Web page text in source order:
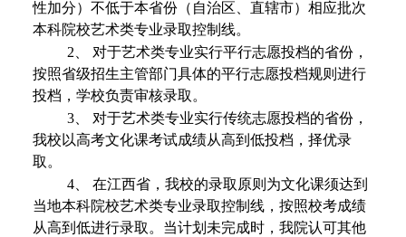
性加分）不低于本省份（自治区、直辖市）相应批次
本科院校艺术类专业录取控制线。
2、 对于艺术类专业实行平行志愿投档的省份，
按照省级招生主管部门具体的平行志愿投档规则进行
投档，学校负责审核录取。
3、 对于艺术类专业实行传统志愿投档的省份，
我校以高考文化课考试成绩从高到低投档，择优录
取。
4、 在江西省，我校的录取原则为文化课须达到
当地本科院校艺术类专业录取控制线，按照校考成绩
从高到低进行录取。当计划未完成时，我院认可其他